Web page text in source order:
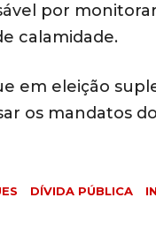
por
calamidade.
em eleição
os mandatos
DÍVIDA PÚBLICA